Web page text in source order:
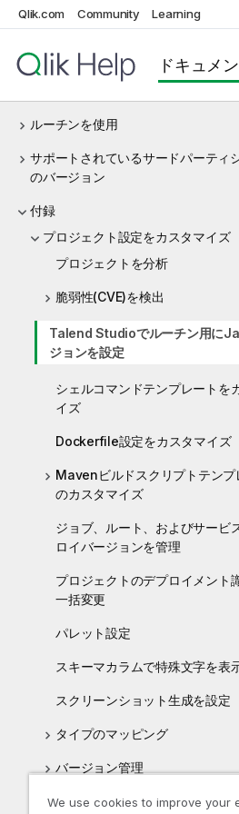
Qlik.com Community Learning
ドキュメ
ビッグデータ
データプロファイリングとデータクオ
ルーチンを使用
サポートされているサードパーティ
のバージョン
付録
プロジェクト設定をカスタマイズ
プロジェクトを分析
脆弱性(CVE)を検出
Talend Studioでルーチン用に
ジョンを設定
シェルコマンドテンプレートを
イズ
Dockerfile設定をカスタマイズ
Mavenビルドスクリプトテンプ
のカスタマイズ
ジョブ、ルート、およびサービ
ロイバージョンを管理
プロジェクトのデプロイメント
一括変更
パレット設定
スキーマカラムで特殊文字を表
スクリーンショット生成を設定
タイプのマッピング
バージョン管理
ステータス管理
We use cookies to improve your